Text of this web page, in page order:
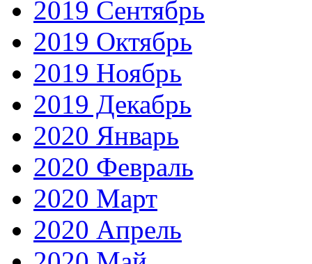
2019 Сентябрь
2019 Октябрь
2019 Ноябрь
2019 Декабрь
2020 Январь
2020 Февраль
2020 Март
2020 Апрель